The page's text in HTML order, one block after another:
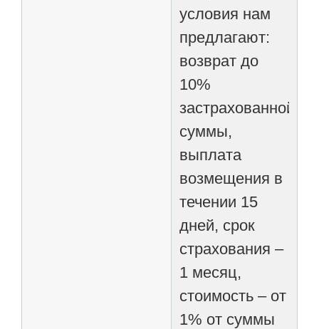
условия нам
предлагают:
возврат до
10%
застрахованной
суммы,
выплата
возмещения в
течении 15
дней, срок
страхования –
1 месяц,
стоимость – от
1% от суммы